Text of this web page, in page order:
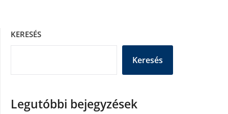
KERESÉS
Keresés
Legutóbbi bejegyzések